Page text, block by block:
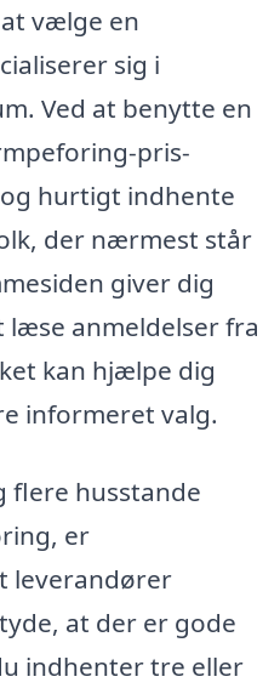
vælge en
sig i
Ved at benytte en
pris-
hurtigt indhente
der nærmest står
giver dig
læse anmeldelser fra
kan hjælpe dig
informeret valg.
flere husstande
er
leverandører
at der er gode
indhenter tre eller